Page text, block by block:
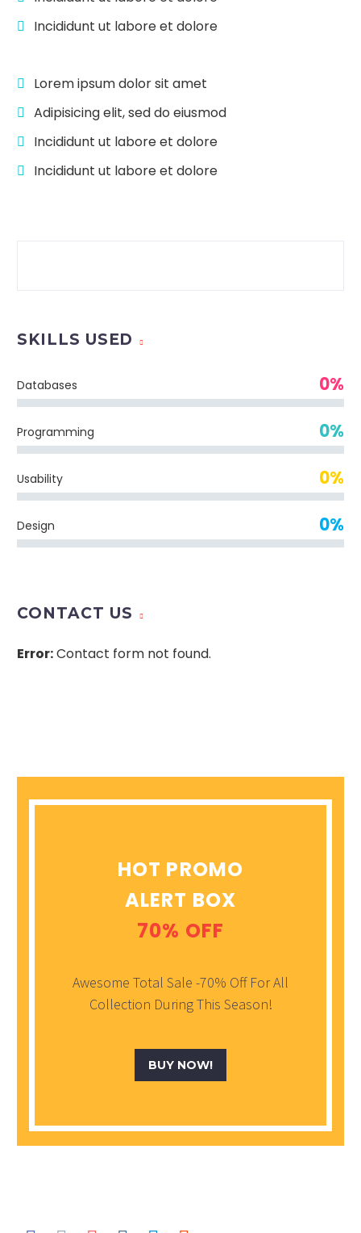
Incididunt ut labore et dolore
Lorem ipsum dolor sit amet
Adipisicing elit, sed do eiusmod
Incididunt ut labore et dolore
Incididunt ut labore et dolore
SKILLS USED
Databases 0%
Programming 0%
Usability 0%
Design 0%
CONTACT US
Error:Contact form not found.
HOT PROMO
ALERT BOX
70% OFF
Awesome Total Sale -70% Off For All
Collection During This Season!
BUY NOW!